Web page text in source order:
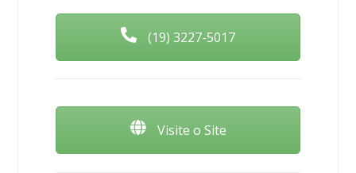
(19) 3227-5017
Visite o Site